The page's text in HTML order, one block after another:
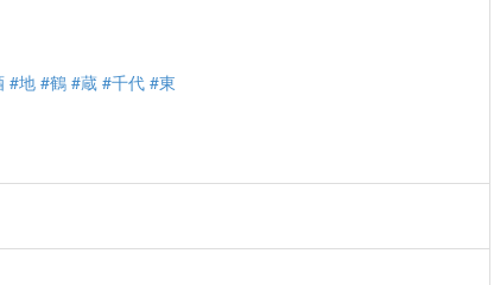
#地 #鶴 #蔵 #千代 #東